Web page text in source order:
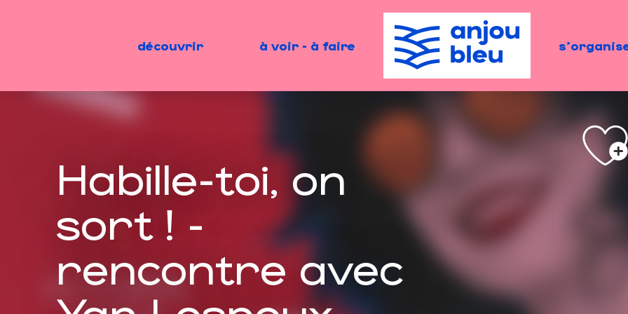
découvrir à voir - à faire
Habille-toi, on
sort ! -
rencontre avec